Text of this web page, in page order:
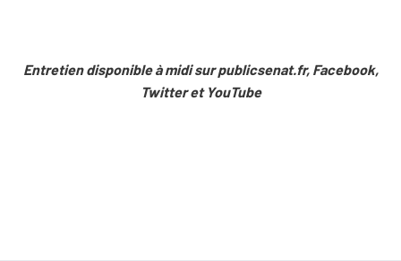
Entretien disponible à midi sur publicsenat.fr, Facebook,
Twitter et YouTube